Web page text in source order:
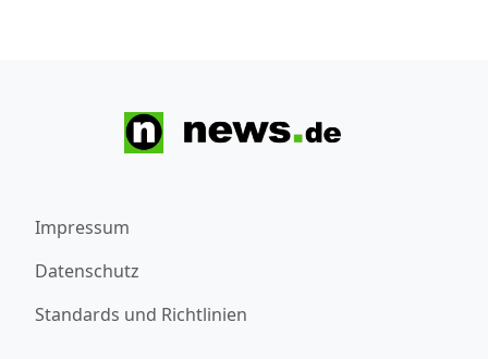
Impressum
Datenschutz
Standards und Richtlinien